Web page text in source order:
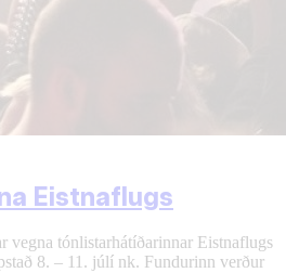
Eistnaflugs
vegna tónlistarhátíðarinnar Eistnaflugs
8. – 11. júlí nk. Fundurinn verður